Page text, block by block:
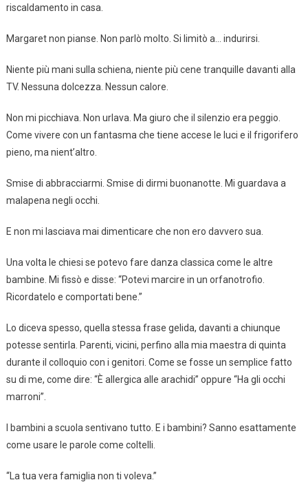
riscaldamento in casa.
Margaret non pianse. Non parlò molto. Si limitò a… indurirsi.
Niente più mani sulla schiena, niente più cene tranquille davanti alla
TV. Nessuna dolcezza. Nessun calore.
Non mi picchiava. Non urlava. Ma giuro che il silenzio era peggio.
Come vivere con un fantasma che tiene accese le luci e il frigorifero
pieno, ma nient’altro.
Smise di abbracciarmi. Smise di dirmi buonanotte. Mi guardava a
malapena negli occhi.
E non mi lasciava mai dimenticare che non ero davvero sua.
Una volta le chiesi se potevo fare danza classica come le altre
bambine. Mi fissò e disse: “Potevi marcire in un orfanotrofio.
Ricordatelo e comportati bene.”
Lo diceva spesso, quella stessa frase gelida, davanti a chiunque
potesse sentirla. Parenti, vicini, perfino alla mia maestra di quinta
durante il colloquio con i genitori. Come se fosse un semplice fatto
su di me, come dire: “È allergica alle arachidi” oppure “Ha gli occhi
marroni”.
I bambini a scuola sentivano tutto. E i bambini? Sanno esattamente
come usare le parole come coltelli.
“La tua vera famiglia non ti voleva.”